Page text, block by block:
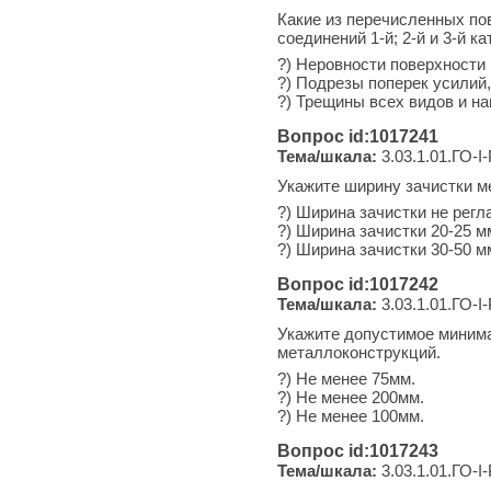
Какие из перечисленных
соединений 1-й; 2-й и 3-й
?) Неровности
?) Подрезы поперек
?) Трещины всех видов и
Вопрос id:1017241
Тема/шкала: 3.03.1.01.ГО-
Укажите ширину зачистки
?) Ширина зачистки не
?) Ширина зачистки 20-25
?) Ширина зачистки 30-50
Вопрос id:1017242
Тема/шкала: 3.03.1.01.ГО-
Укажите допустимое
металлоконструкций.
?) Не менее 75мм.
?) Не менее 200мм.
?) Не менее 100мм.
Вопрос id:1017243
Тема/шкала: 3.03.1.01.ГО-